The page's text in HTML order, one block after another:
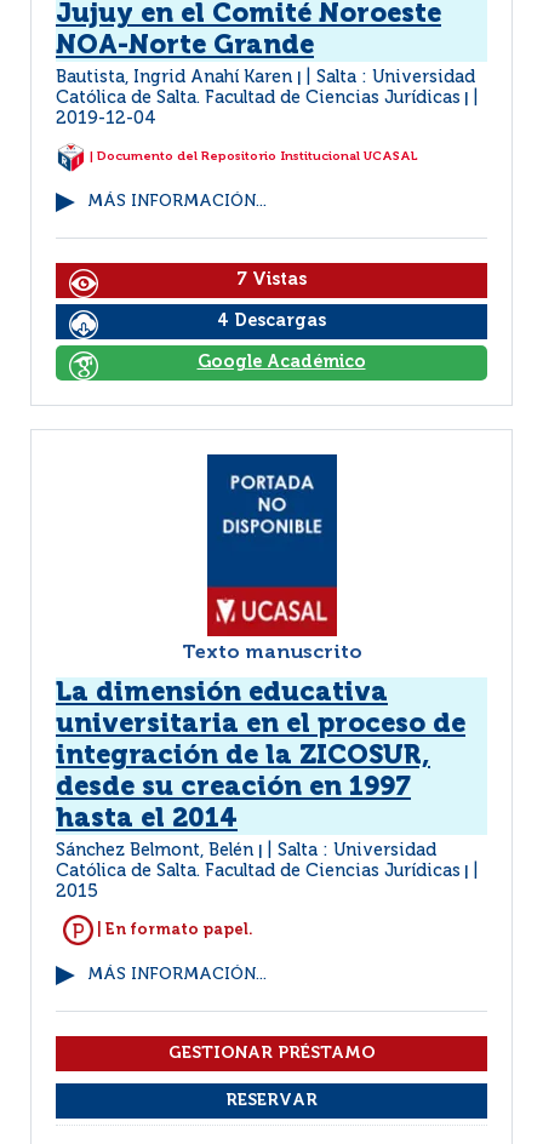
Jujuy en el Comité Noroeste
NOA-Norte Grande
Bautista, Ingrid Anahí Karen
Salta : Universidad
Católica de Salta. Facultad de Ciencias Jurídicas
2019-12-04
| Documento del Repositorio Institucional UCASAL
MÁS INFORMACIÓN...
7 Vistas
4 Descargas
Google Académico
Texto manuscrito
La dimensión educativa
universitaria en el proceso de
integración de la ZICOSUR,
desde su creación en 1997
hasta el 2014
Sánchez Belmont, Belén
Salta : Universidad
Católica de Salta. Facultad de Ciencias Jurídicas
2015
| En formato papel.
MÁS INFORMACIÓN...